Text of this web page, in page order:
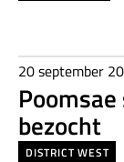
20 september
bezocht
DISTRICT WEST